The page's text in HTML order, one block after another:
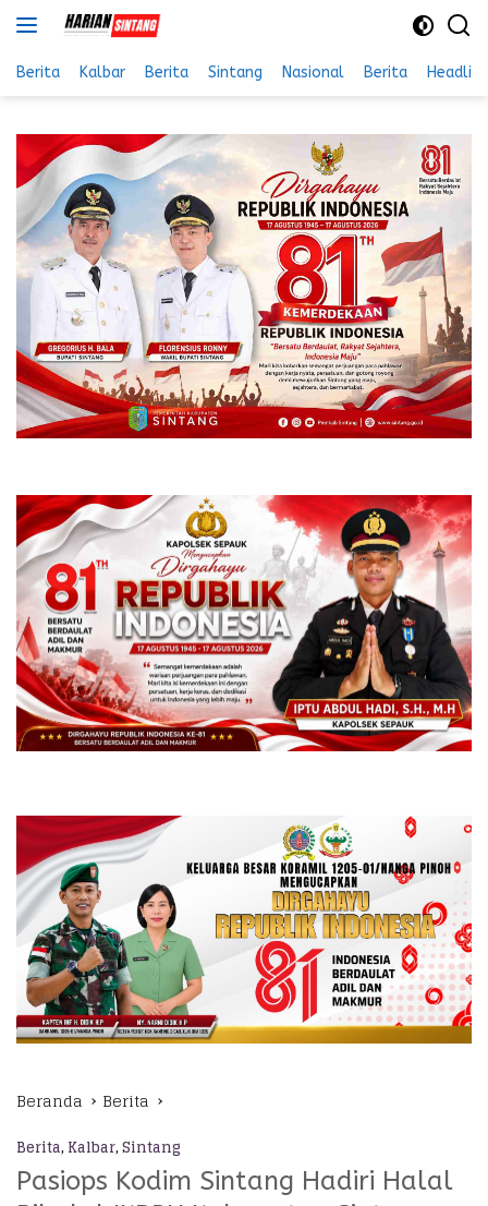
Langsung
ke
konten
Berita Kalbar Berita Sintang Nasional Berita Headline
Beranda Berita
Berita, Kalbar,Sintang
Pasiops Kodim Sintang Hadiri Halal